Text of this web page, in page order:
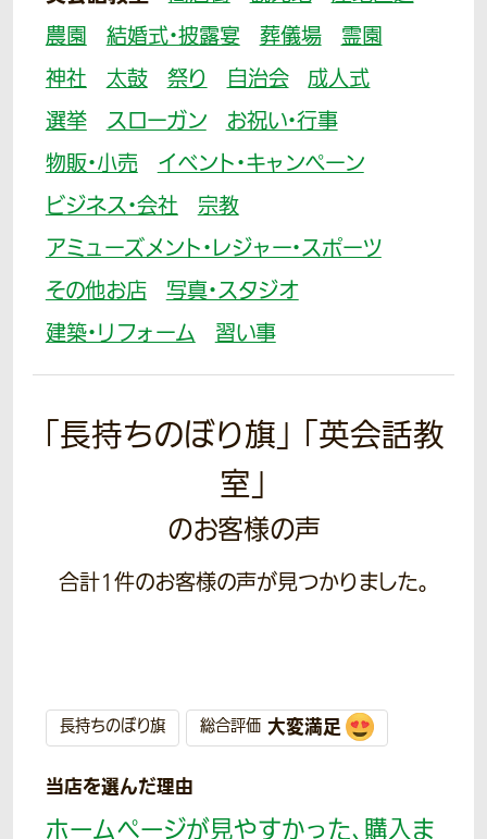
農園
結婚式・披露宴 葬儀場
霊園
神社
太鼓 祭り 自治会
成人式
選挙
スローガン
お祝い・行事
物販・小売
イベント・キャンペーン
ビジネス・会社
宗教
アミューズメント・レジャー・スポーツ
その他お店
写真・スタジオ
建築・リフォーム
習い事
「長持ちのぼり旗」 「英会話教
室」
のお客様の声
合計1件のお客様の声が見つかりました。
長持ちのぼり旗 総合評価 大変満足
当店を選んだ理由
ホームページが見やすかった、購入ま